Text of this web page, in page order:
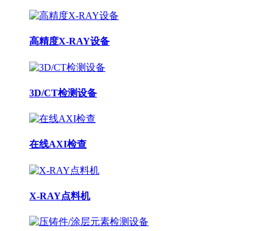
高精度X-RAY设备
3D/CT检测设备
在线AXI检查
X-RAY点料机